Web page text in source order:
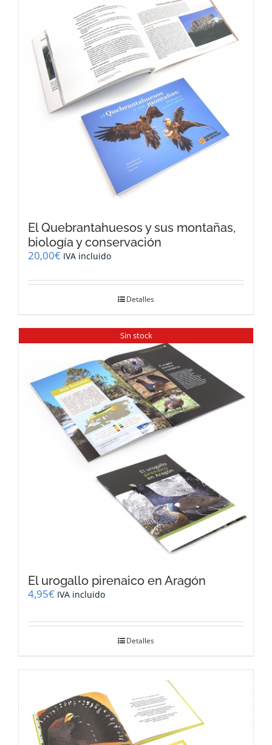
El Quebrantahuesos y sus montañas,
biología y conservación
20,00€ IVA incluido
Detalles
Sin stock
El urogallo pirenaico en Aragón
4,95€ IVA incluido
Detalles